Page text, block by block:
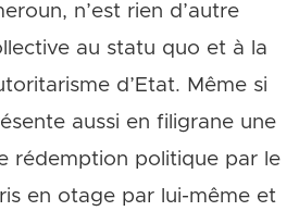
n’est rien d’autre
au statu quo et à la
d’Etat. Même si
aussi en filigrane une
rédemption politique par le
en otage par lui-même et